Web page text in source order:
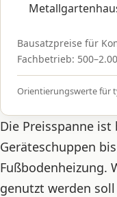
Bausatzpreise für
Fachbetrieb:
Orientierungswerte für
Die Preisspanne
Geräteschuppen
Fußbodenheizung.
genutzt werden